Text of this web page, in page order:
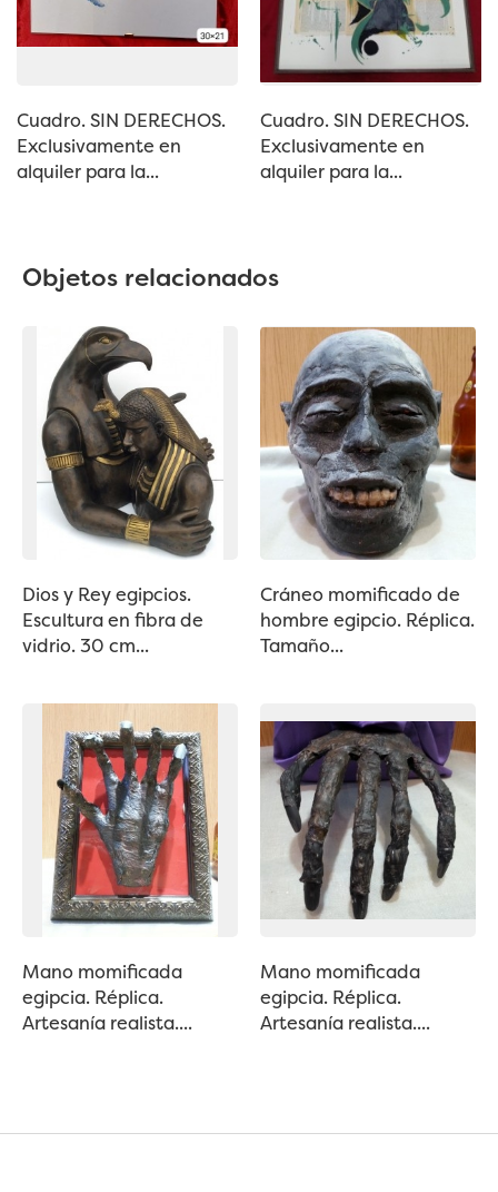
Cuadro. SIN DERECHOS.
Exclusivamente en
alquiler para la...
Cuadro. SIN DERECHOS.
Exclusivamente en
alquiler para la...
Objetos relacionados
Dios y Rey egipcios.
Escultura en fibra de
vidrio. 30 cm...
Cráneo momificado de
hombre egipcio. Réplica.
Tamaño...
Mano momificada
egipcia. Réplica.
Artesanía realista....
Mano momificada
egipcia. Réplica.
Artesanía realista....